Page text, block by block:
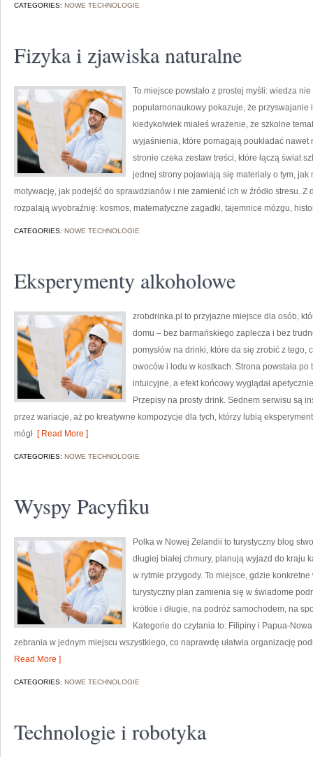
CATEGORIES: NOWE TECHNOLOGIE
Fizyka i zjawiska naturalne
To miejsce powstało z prostej myśli: wiedza
popularnonaukowy pokazuje, że
kiedykolwiek miałeś wrażenie, że szkolne
wyjaśnienia, które pomagają poukładać
stronie czeka zestaw treści, które łączą świat
jednej strony pojawiają się materiały o tym,
motywację, jak podejść do sprawdzianów i nie zamienić ich w źródło stresu. Z
rozpalają wyobraźnię: kosmos, matematyczne zagadki, tajemnice mózgu,
CATEGORIES: NOWE TECHNOLOGIE
Eksperymenty alkoholowe
zrobdrinka.pl to przyjazne miejsce dla osób,
domu – bez barmańskiego zaplecza i bez
pomysłów na drinki, które da się zrobić z tego,
owoców i lodu w kostkach. Strona powstała
intuicyjne, a efekt końcowy wyglądał
Przepisy na prosty drink. Sednem serwisu są
przez wariacje, aż po kreatywne kompozycje dla tych, którzy lubią
mógł [ Read More ]
CATEGORIES: NOWE TECHNOLOGIE
Wyspy Pacyfiku
Polka w Nowej Zelandii to turystyczny blog
długiej białej chmury, planują wyjazd do
w rytmie przygody. To miejsce, gdzie
turystyczny plan zamienia się w świadome
krótkie i długie, na podróż samochodem, na
Kategorie do czytania to: Filipiny i Papua-
zebrania w jednym miejscu wszystkiego, co naprawdę ułatwia organizację
Read More ]
CATEGORIES: NOWE TECHNOLOGIE
Technologie i robotyka